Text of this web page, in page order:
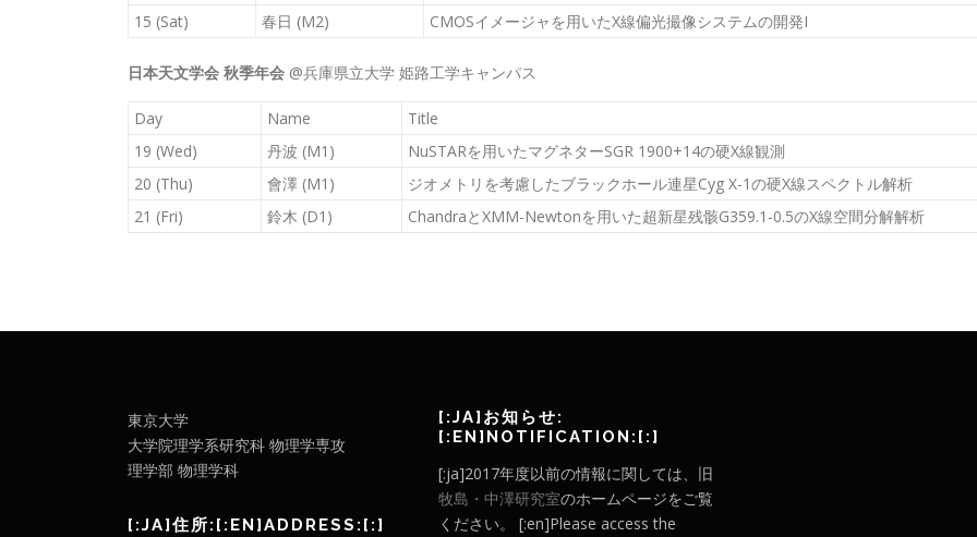
15 (Sat)
春日 (M2) CMOSイメージャを用いたX線偏光撮像システムの開発I
日本天文学会 秋季年会 @兵庫県立大学 姫路工学キャンパス
Day Name
Title
19 (Wed)
丹波 (M1)
NuSTARを用いたマグネターSGR 1900+14の硬X線観測
20 (Thu)
會澤 (M1)
ジオメトリを考慮したブラックホール連星Cyg X-1の硬X線スペクトル解析
21 (Fri)
鈴木 (D1) ChandraとXMM-Newtonを用いた超新星残骸G359.1-0.5のX線空間分解解析
東京大学
大学院理学系研究科 物理学専攻
理学部 物理学科
[:JA]住所:[:EN]ADDRESS:[:]
[:JA]お知らせ:
[:EN]NOTIFICATION:[:]
[:ja]2017年度以前の情報に関しては、旧
牧島・中澤研究室のホームページをご覧
ください。 [:en]Please access the